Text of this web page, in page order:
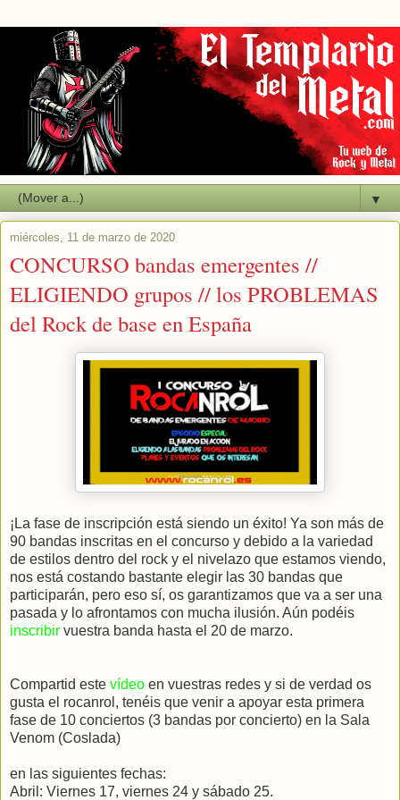
▼
miércoles, 11 de marzo de 2020
CONCURSO bandas emergentes //
ELIGIENDO grupos // los PROBLEMAS
del Rock de base en España
¡ La fase de inscripción está siendo un éxito! Ya son más de
90 bandas inscritas en el concurso y debido a la variedad
de estilos dentro del rock y el nivelazo que estamos viendo,
nos está costando bastante elegir las 30 bandas que
participarán, pero eso sí, os garantizamos que va a ser una
pasada y lo afrontamos con mucha ilusión. Aún podéis
inscribir vuestra banda hasta el 20 de marzo.
Compartid este vídeo en vuestras redes y si de verdad os
gusta el rocanrol, tenéis que venir a apoyar esta primera
fase de 10 conciertos (3 bandas por concierto) en la Sala
Venom (Coslada)
en las siguientes fechas:
Abril: Viernes 17, viernes 24 y sábado 25.